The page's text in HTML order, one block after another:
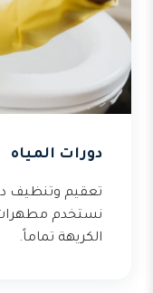
دورات المياه
تعقيم وتنظيف
نستخدم مطهرات
الكريهة تماماً.